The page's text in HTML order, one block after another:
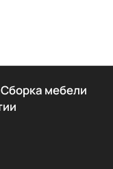
Сборка мебели